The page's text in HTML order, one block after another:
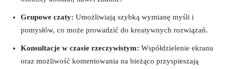
Grupowe czaty: Umożliwiają szybką wymianę myśli i
pomysłów, co może prowadzić do kreatywnych rozwiązań.
Konsultacje w czasie ‌rzeczywistym: Współdzielenie ekranu⁤
oraz możliwość komentowania na bieżąco przyspieszają